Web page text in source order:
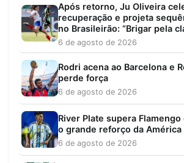
Após retorno, Ju Oliveira
recuperação e projeta
no Brasileirão: “Brigar pela
6 de agosto de 2026
Rodri acena ao Barcelona e
perde força
6 de agosto de 2026
River Plate supera
o grande reforço da América
6 de agosto de 2026